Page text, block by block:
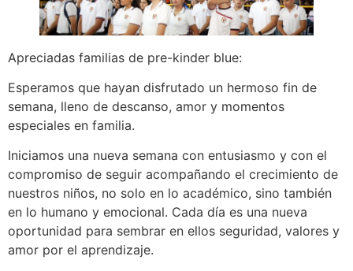
Apreciadas familias de pre-kinder blue:
Esperamos que hayan disfrutado un hermoso fin de
semana, lleno de descanso, amor y momentos
especiales en familia.
Iniciamos una nueva semana con entusiasmo y con el
compromiso de seguir acompañando el crecimiento de
nuestros niños, no solo en lo académico, sino también
en lo humano y emocional. Cada día es una nueva
oportunidad para sembrar en ellos seguridad, valores y
amor por el aprendizaje.